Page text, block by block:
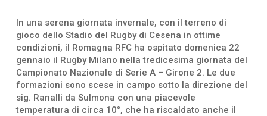
In una serena giornata invernale, con il terreno di
gioco dello Stadio del Rugby di Cesena in ottime
condizioni, il Romagna RFC ha ospitato domenica 22
gennaio il Rugby Milano nella tredicesima giornata del
Campionato Nazionale di Serie A – Girone 2. Le due
formazioni sono scese in campo sotto la direzione del
sig. Ranalli da Sulmona con una piacevole
temperatura di circa 10°, che ha riscaldato anche il